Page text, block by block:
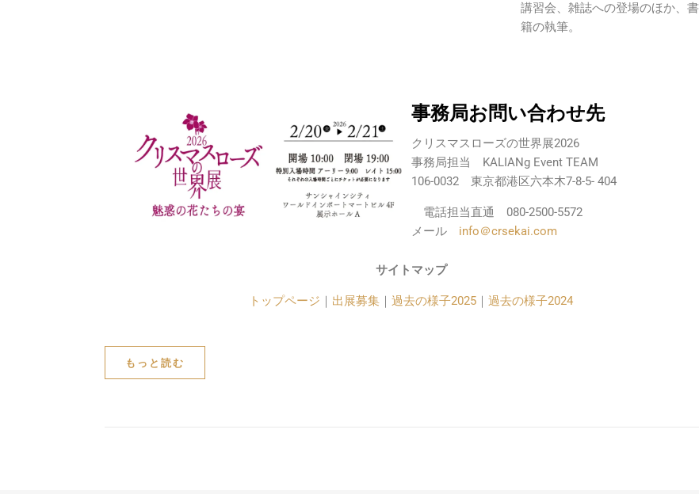
講習会、雑誌への登場のほか、書
籍の執筆。
事務局お問い合わせ先
クリスマスローズの世界展2026
事務局担当 KALIANg Event TEAM
106-0032 東京都港区六本木7-8-5-404
電話担当直通 080-2500-5572
メール info＠crsekai.com
サイトマップ
トップページ ｜ 出展募集 ｜ 過去の様子2025 ｜ 過去の様子2024
もっと読む